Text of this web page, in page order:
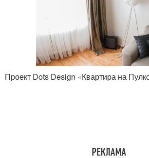
Проект Dots Design «Квартира на